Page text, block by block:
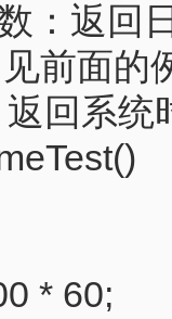
：返回
前面的
回系统
* 60;